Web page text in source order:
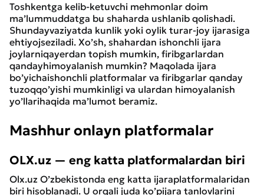
Toshkentga kelib-ketuvchi mehmonlar doim
ma’lummuddatga bu shaharda ushlanib qolishadi.
Shundayvaziyatda kunlik yoki oylik turar-joy ijarasiga
ehtiyojseziladi. Xo’sh, shahardan ishonchli ijara
joylarniqayerdan topish mumkin, firibgarlardan
qandayhimoyalanish mumkin? Maqolada ijara
bo’yichaishonchli platformalar va firibgarlar qanday
tuzoqqo’yishi mumkinligi va ulardan himoyalanish
yo’llarihaqida ma’lumot beramiz.
Mashhur onlayn platformalar
OLX.uz — eng katta platformalardan biri
Olx.uz O’zbekistonda eng katta ijaraplatformalaridan
biri hisoblanadi. U orqali juda ko’pijara tanlovlarini